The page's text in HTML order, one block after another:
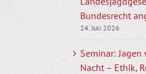
Bundesrecht
24. Juli 2026
Seminar:
Nacht – Ethik,